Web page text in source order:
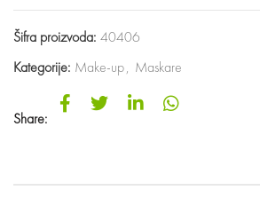
Šifra proizvoda: 40406
Kategorije: Make-up, Maskare
Share